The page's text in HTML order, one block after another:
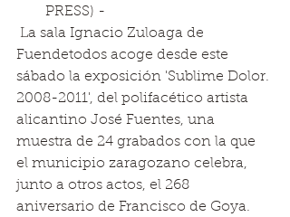
PRESS) -
Fuendetodos acoge desde este
sábado la exposición 'Sublime Dolor.
2008-2011', del polifacético artista
alicantino José Fuentes, una
muestra de 24 grabados con la que
el municipio zaragozano celebra,
junto a otros actos, el 268
aniversario de Francisco de Goya.